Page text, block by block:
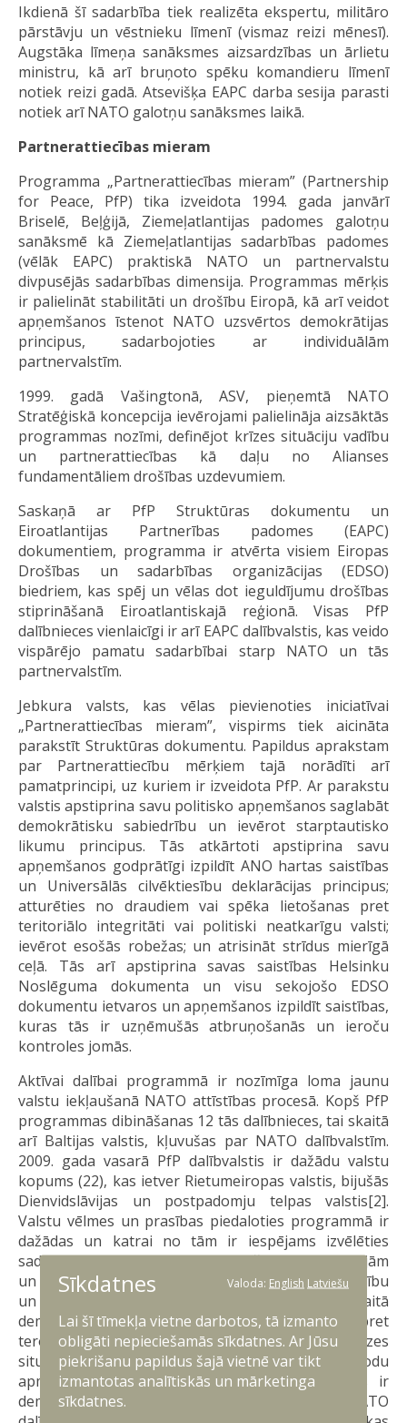
Ikdienā šī sadarbība tiek realizēta ekspertu, militāro
pārstāvju un vēstnieku līmenī (vismaz reizi mēnesī).
Augstāka līmeņa sanāksmes aizsardzības un ārlietu
ministru, kā arī bruņoto spēku komandieru līmenī
notiek reizi gadā. Atsevišķa EAPC darba sesija parasti
notiek arī NATO galotņu sanāksmes laikā.
Partnerattiecības mieram
Programma „Partnerattiecības mieram” (Partnership
for Peace, PfP) tika izveidota 1994. gada janvārī
Briselē, Beļģijā, Ziemeļatlantijas padomes galotņu
sanāksmē kā Ziemeļatlantijas sadarbības padomes
(vēlāk EAPC) praktiskā NATO un partnervalstu
divpusējās sadarbības dimensija. Programmas mērķis
ir palielināt stabilitāti un drošību Eiropā, kā arī veidot
apņemšanos īstenot NATO uzsvērtos demokrātijas
principus, sadarbojoties ar individuālām
partnervalstīm.
1999. gadā Vašingtonā, ASV, pieņemtā NATO
Stratēģiskā koncepcija ievērojami palielināja aizsāktās
programmas nozīmi, definējot krīzes situāciju vadību
un partnerattiecības kā daļu no Alianses
fundamentāliem drošības uzdevumiem.
Saskaņā ar PfP Struktūras dokumentu un
Eiroatlantijas Partnerības padomes (EAPC)
dokumentiem, programma ir atvērta visiem Eiropas
Drošības un sadarbības organizācijas (EDSO)
biedriem, kas spēj un vēlas dot ieguldījumu drošības
stiprināšanā Eiroatlantiskajā reģionā. Visas PfP
dalībnieces vienlaicīgi ir arī EAPC dalībvalstis, kas veido
vispārējo pamatu sadarbībai starp NATO un tās
partnervalstīm.
Jebkura valsts, kas vēlas pievienoties iniciatīvai
„Partnerattiecības mieram”, vispirms tiek aicināta
parakstīt Struktūras dokumentu. Papildus aprakstam
par Partnerattiecību mērķiem tajā norādīti arī
pamatprincipi, uz kuriem ir izveidota PfP. Ar parakstu
valstis apstiprina savu politisko apņemšanos saglabāt
demokrātisku sabiedrību un ievērot starptautisko
likumu principus. Tās atkārtoti apstiprina savu
apņemšanos godprātīgi izpildīt ANO hartas saistības
un Universālās cilvēktiesību deklarācijas principus;
atturēties no draudiem vai spēka lietošanas pret
teritoriālo integritāti vai politiski neatkarīgu valsti;
ievērot esošās robežas; un atrisināt strīdus mierīgā
ceļā. Tās arī apstiprina savas saistības Helsinku
Noslēguma dokumenta un visu sekojošo EDSO
dokumentu ietvaros un apņemšanos izpildīt saistības,
kuras tās ir uzņēmušās atbruņošanās un ieroču
kontroles jomās.
Aktīvai dalībai programmā ir nozīmīga loma jaunu
valstu iekļaušanā NATO attīstības procesā. Kopš PfP
programmas dibināšanas 12 tās dalībnieces, tai skaitā
arī Baltijas valstis, kļuvušas par NATO dalībvalstīm.
2009. gada vasarā PfP dalībvalstis ir dažādu valstu
kopums (22), kas ietver Rietumeiropas valstis, bijušās
Dienvidslāvijas un postpadomju telpas valstis[2].
Valstu vēlmes un prasības piedaloties programmā ir
dažādas un katrai no tām ir iespējams izvēlēties
sadarbības formu, kas ir atbilstošākā tās ambīcijām
un spējām. Kopumā PfP iniciatīva piedāvā sadarbību
un atbalstu vairāk kā 24 jomās, tai skaitā
demokrātiska bruņoto spēku kontrole, cīņa pret
terorismu, civilo ārkārtas situācijas plānošana, krīzes
situāciju vadība, aizsardzības plānošana, valodu
apmācība, militārā infrastruktūra. Dažas valstis ir
demonstrējušas vēlmi nākotnē kļūt par NATO
Sīkdatnes Valoda: English Latviešu
Lai šī tīmekļa vietne darbotos, tā izmanto
obligāti nepieciešamās sīkdatnes. Ar Jūsu
piekrišanu papildus šajā vietnē var tikt
izmantotas analītiskās un mārketinga
sīkdatnes.